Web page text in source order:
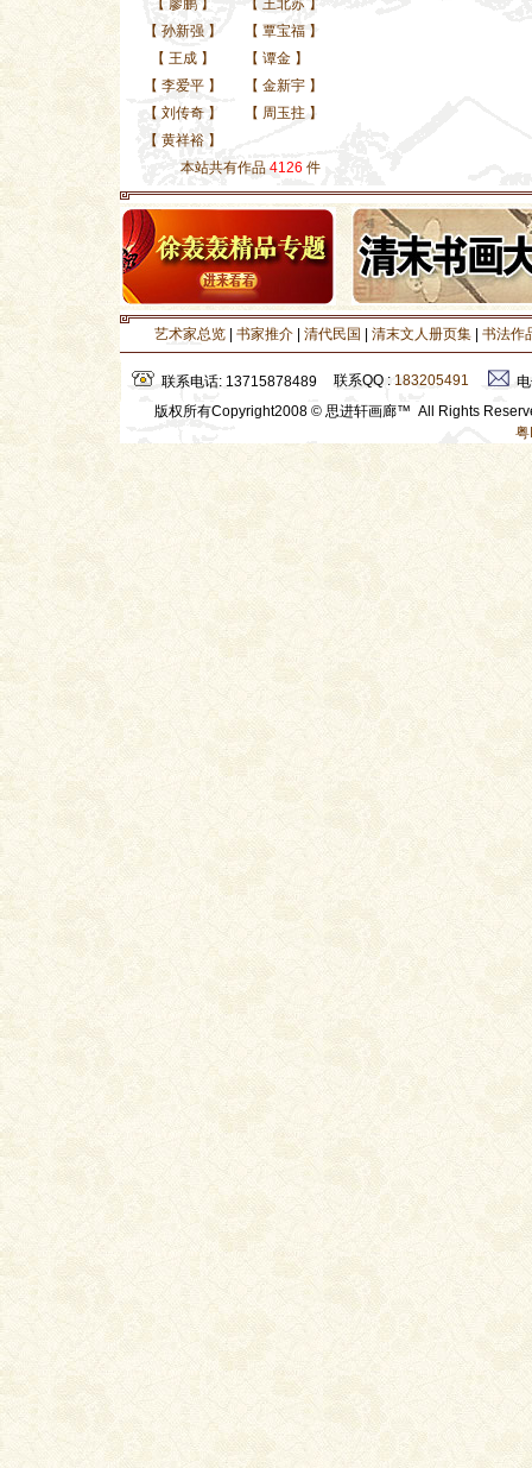
【 廖鹏】 【 王北苏 】
【 孙新强】 【 覃宝福 】
【 王成】 【 谭金 】
【 李爱平】 【 金新宇 】
【 刘传奇】 【 周玉拄 】
【 黄祥裕】
本站共有作品 4126 件
艺术家总览 书家推介 清代民国 清末文人册页集 书法作
联系电话: 13715878489 联系QQ : 183205491
版权所有Copyright2008 © 思进轩画廊™ All Rights